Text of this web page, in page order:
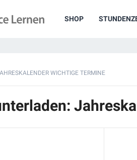
SHOP
WICHTIGE TERMINE